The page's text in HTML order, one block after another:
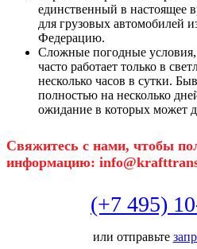
единственный в настоящее
для грузовых автомобилей
Федерацию.
Сложные погодные условия,
часто работает только в
несколько часов в сутки.
полностью на несколько
ожидание в которых может
Свяжитесь с нами, чтобы
информацию:
(+7 495)
или отправьте